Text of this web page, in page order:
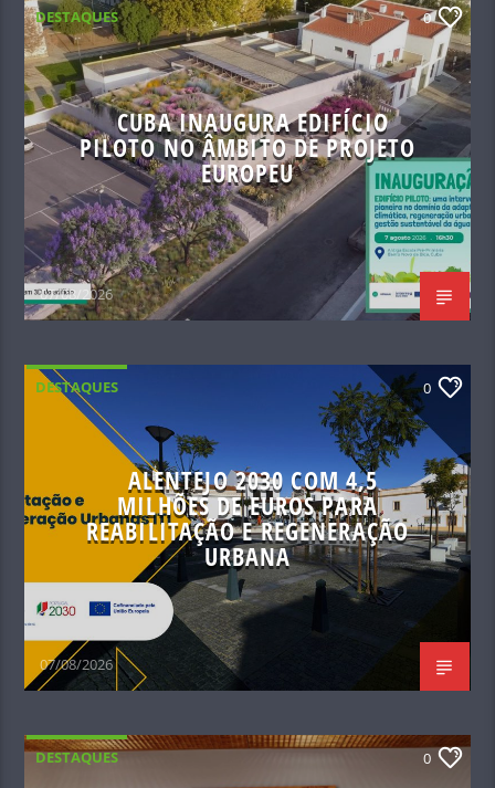
DESTAQUES 0
CUBA INAUGURA EDIFÍCIO
PILOTO NO ÂMBITO DE PROJETO
EUROPEU
07/08/2026
DESTAQUES 0
ALENTEJO 2030 COM 4,5
MILHÕES DE EUROS PARA
REABILITAÇÃO E REGENERAÇÃO
URBANA
07/08/2026
DESTAQUES 0